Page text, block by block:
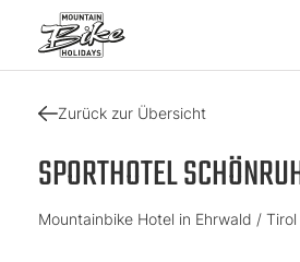
Zurück zur Übersicht
SPORTHOTEL
Mountainbike Hotel in Ehrwald /